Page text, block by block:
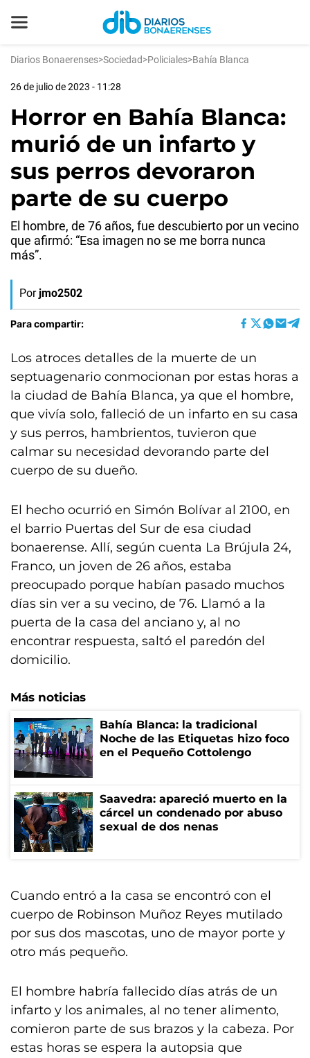
Diarios Bonaerenses>Sociedad>Policiales>Bahía Blanca
26 de julio de 2023 - 11:28
Horror en Bahía Blanca:
murió de un infarto y
sus perros devoraron
parte de su cuerpo
El hombre, de 76 años, fue descubierto por un vecino
que afirmó: “Esa imagen no se me borra nunca
más”.
Por jmo2502
Para compartir:
Los atroces detalles de la muerte de un
septuagenario conmocionan por estas horas a
la ciudad de Bahía Blanca, ya que el hombre,
que vivía solo, falleció de un infarto en su casa
y sus perros, hambrientos, tuvieron que
calmar su necesidad devorando parte del
cuerpo de su dueño.
El hecho ocurrió en Simón Bolívar al 2100, en
el barrio Puertas del Sur de esa ciudad
bonaerense. Allí, según cuenta La Brújula 24,
Franco, un joven de 26 años, estaba
preocupado porque habían pasado muchos
días sin ver a su vecino, de 76. Llamó a la
puerta de la casa del anciano y, al no
encontrar respuesta, saltó el paredón del
domicilio.
Más noticias
Bahía Blanca: la tradicional
Noche de las Etiquetas hizo foco
en el Pequeño Cottolengo
Saavedra: apareció muerto en la
cárcel un condenado por abuso
sexual de dos nenas
Cuando entró a la casa se encontró con el
cuerpo de Robinson Muñoz Reyes mutilado
por sus dos mascotas, uno de mayor porte y
otro más pequeño.
El hombre habría fallecido días atrás de un
infarto y los animales, al no tener alimento,
comieron parte de sus brazos y la cabeza. Por
estas horas se espera la autopsia que